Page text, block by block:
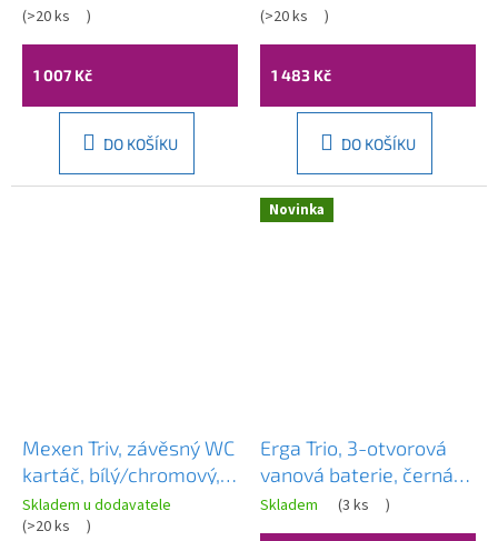
BUT_020M
(>20 ks )
1 007 Kč
DO KOŠÍKU
800-030-000-00-00
(>20 ks )
1 483 Kč
DO KOŠÍKU
Mexen Triv, závěsný WC
kartáč, bílý/chromový,
430x85mm, 70A33071-
00W
Skladem u dodavatele
(>20 ks )
Novinka
Erga Trio, 3-otvorová
vanová baterie, černá
matná, ERG-YKA-
BW.TRIO-BLK
Skladem (3 ks )